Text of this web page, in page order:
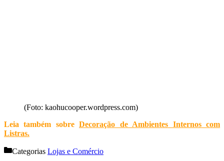
(Foto: kaohucooper.wordpress.com)
Leia também sobreDecoração de Ambientes Internos com
Listras.
Categorias Lojas e Comércio